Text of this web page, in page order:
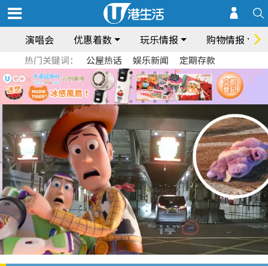
演唱会 优惠着数 玩乐情报 购物情报
热门关键词： 公屋热话 娱乐新闻 定期存款